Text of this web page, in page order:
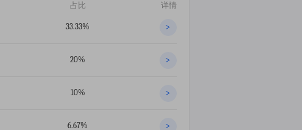
占比 详情
33.33% >
20% >
10% >
6.67% >